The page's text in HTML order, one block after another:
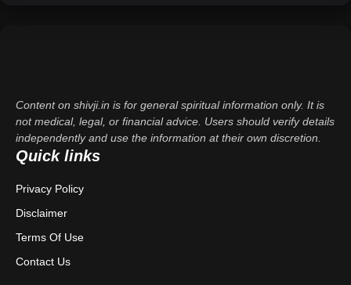
Content on shivji.in is for general spiritual information only. It is
not medical, legal, or financial advice. Users should verify details
independently and use the information at their own discretion.
Quick links
Privacy Policy
Disclaimer
Terms Of Use
Contact Us